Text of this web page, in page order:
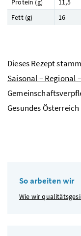
Protein (g) 11,5
Fett (g) 16
Dieses Rezept
Saisonal – Regional
Gesundes Österreich
So arbeiten wir
Wie wir